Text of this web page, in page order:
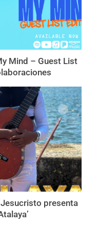
Mind – Guest List
presenta